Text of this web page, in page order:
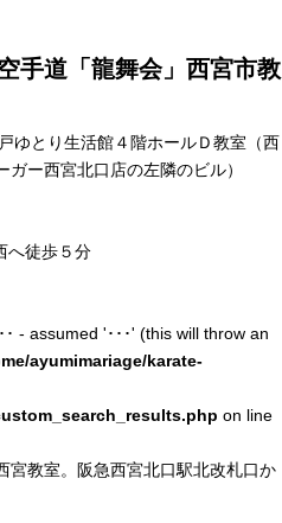
手道「龍舞会」西宮市教
ゆとり生活館４階ホールＤ教室（西
ー西宮北口店の左隣のビル）
へ徒歩５分
- assumed '･･･' (this will throw an
ayumimariage/karate-
on line
教室。阪急西宮北口駅北改札口か